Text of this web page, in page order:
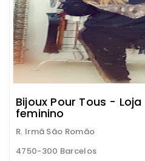
Bijoux Pour Tous -
feminino
R. Irmã São Romão
4750-300 Barcelos